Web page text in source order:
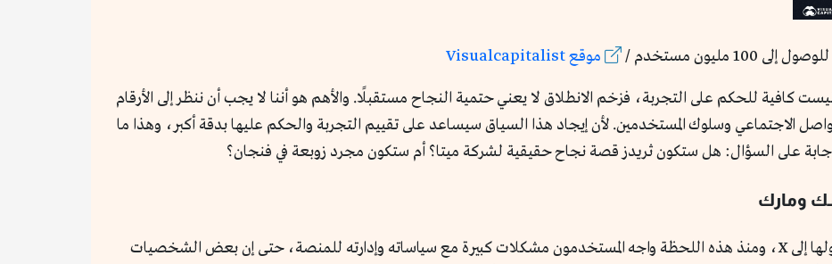
مليون مستخدم / موقع Visualcapitalist
كافية للحكم على التجربة، فزخم الانطلاق لا يعني حتمية النجاح مستقبلًا. والأهم هو أننا لا يجب أن ننظر إلى الأرقام
الاجتماعي وسلوك المستخدمين. لأن إيجاد هذا السياق سيساعد على تقييم التجربة والحكم عليها بدقة أكبر، وهذا ما
على السؤال: هل ستكون ثريدز قصة نجاح حقيقية لشركة ميتا؟ أم ستكون مجرد زوبعة في فنجان؟
ومارك
في 2022 اشترى إيلون ماسك منصة تويتر وحولها إلى X، ومنذ هذه اللحظة واجه المستخدمون مشكلات كبيرة مع سياساته وإدارته للمنصة، حتى إن بعض الشخصيات